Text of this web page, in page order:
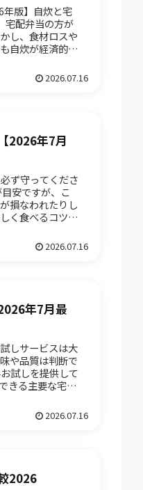
年版】自炊と宅
宅配弁当の方が
し、食材ロスや
自炊が経済的
2026.07.16
2026年7月
ず守ってくださ
安ですが、こ
損なわれたりし
く食べるコツ
2026.07.16
年7月最
しサービスは大
や品質は判断で
試しを提供して
きる主要な宅配
2026.07.16
2026